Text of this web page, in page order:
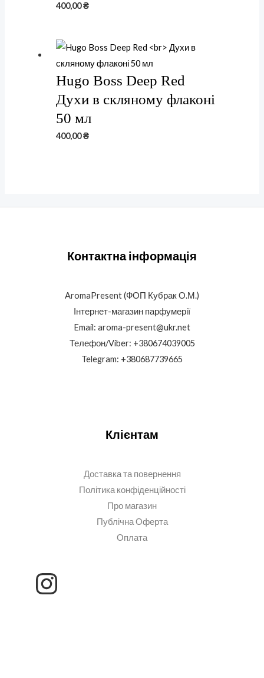
400,00₴
Hugo Boss Deep Red
Духи в скляному флаконі
50 мл
400,00₴
Контактна інформація
AromaPresent (ФОП Кубрак О.М.)
Інтернет-магазин парфумерії
Email: aroma-present@ukr.net
Телефон/Viber: +380674039005
Telegram: +380687739665
Клієнтам
Доставка та повернення
Політика конфіденційності
Про магазин
Публічна Оферта
Оплата